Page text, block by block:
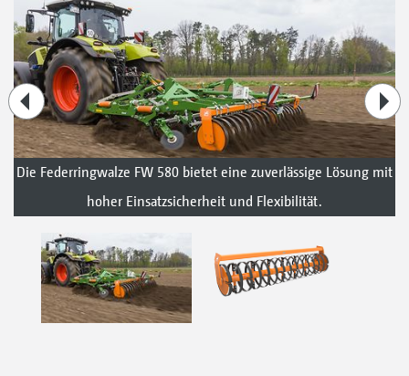
Die Federringwalze FW 580 bietet eine zuverlässige Lösung mit
hoher Einsatzsicherheit und Flexibilität.